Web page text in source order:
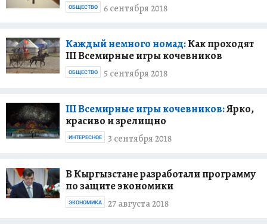
6 сентября 2018
ОБЩЕСТВО
Каждый немного номад:Как проходят
III Всемирные игры кочевников
5 сентября 2018
ОБЩЕСТВО
III Всемирные игры кочевников:Ярко,
красиво и зрелищно
3 сентября 2018
ИНТЕРЕСНОЕ
В Кыргызстане разработали программу
по защите экономики
27 августа 2018
ЭКОНОМИКА